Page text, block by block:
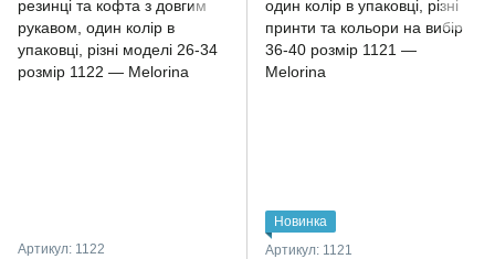
Артикул: 1122
Новинка
Артикул: 1121